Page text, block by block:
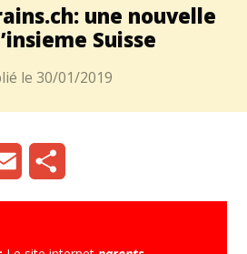
une nouvelle
Suisse
le 30/01/2019